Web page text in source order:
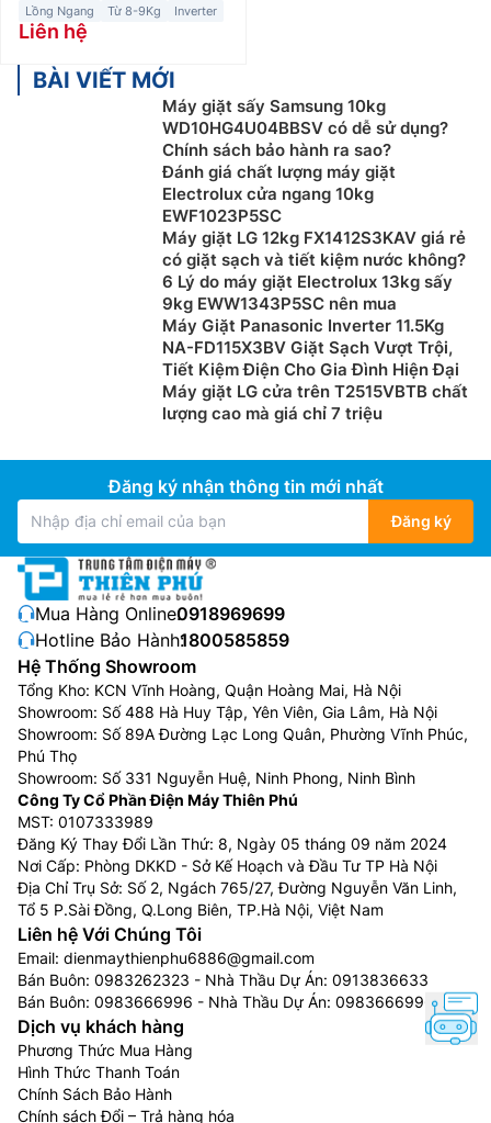
Lồng Ngang Từ 8-9Kg Inverter
Liên hệ
BÀI VIẾT MỚI
Máy giặt sấy Samsung 10kg
WD10HG4U04BBSV có dễ sử dụng?
Chính sách bảo hành ra sao?
Đánh giá chất lượng máy giặt
Electrolux cửa ngang 10kg
EWF1023P5SC
Máy giặt LG 12kg FX1412S3KAV giá rẻ
có giặt sạch và tiết kiệm nước không?
6 Lý do máy giặt Electrolux 13kg sấy
9kg EWW1343P5SC nên mua
Máy Giặt Panasonic Inverter 11.5Kg
NA-FD115X3BV Giặt Sạch Vượt Trội,
Tiết Kiệm Điện Cho Gia Đình Hiện Đại
Máy giặt LG cửa trên T2515VBTB chất
lượng cao mà giá chỉ 7 triệu
Đăng ký nhận thông tin mới nhất
Đăng ký
Mua Hàng Online:0918969699
Hotline Bảo Hành:1800585859
Hệ Thống Showroom
Tổng Kho: KCN Vĩnh Hoàng, Quận Hoàng Mai, Hà Nội
Showroom: Số 488 Hà Huy Tập, Yên Viên, Gia Lâm, Hà Nội
Showroom: Số 89A Đường Lạc Long Quân, Phường Vĩnh Phúc,
Phú Thọ
Showroom: Số 331 Nguyễn Huệ, Ninh Phong, Ninh Bình
Công Ty Cổ Phần Điện Máy Thiên Phú
MST: 0107333989
Đăng Ký Thay Đổi Lần Thứ: 8, Ngày 05 tháng 09 năm 2024
Nơi Cấp: Phòng DKKD - Sở Kế Hoạch và Đầu Tư TP Hà Nội
Địa Chỉ Trụ Sở: Số 2, Ngách 765/27, Đường Nguyễn Văn Linh,
Tổ 5 P.Sài Đồng, Q.Long Biên, TP.Hà Nội, Việt Nam
Liên hệ Với Chúng Tôi
Email: dienmaythienphu6886@gmail.com
Bán Buôn: 0983262323 - Nhà Thầu Dự Án: 0913836633
Bán Buôn: 0983666996 - Nhà Thầu Dự Án: 0983666996
Dịch vụ khách hàng
Phương Thức Mua Hàng
Hình Thức Thanh Toán
Chính Sách Bảo Hành
Chính sách Đổi – Trả hàng hóa